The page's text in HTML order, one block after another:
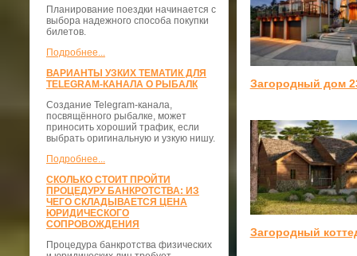
Планирование поездки начинается с
выбора надежного способа покупки
билетов.
Подробнее...
ВАРИАНТЫ УЗКИХ ТЕМАТИК ДЛЯ
TELEGRAM-КАНАЛА О РЫБАЛК
Создание Telegram-канала,
посвящённого рыбалке, может
приносить хороший трафик, если
выбрать оригинальную и узкую нишу.
Подробнее...
СКОЛЬКО СТОИТ ПРОЙТИ
ПРОЦЕДУРУ БАНКРОТСТВА: ИЗ
ЧЕГО СКЛАДЫВАЕТСЯ ЦЕНА
ЮРИДИЧЕСКОГО
СОПРОВОЖДЕНИЯ
Процедура банкротства физических
Загородный дом
Загородный